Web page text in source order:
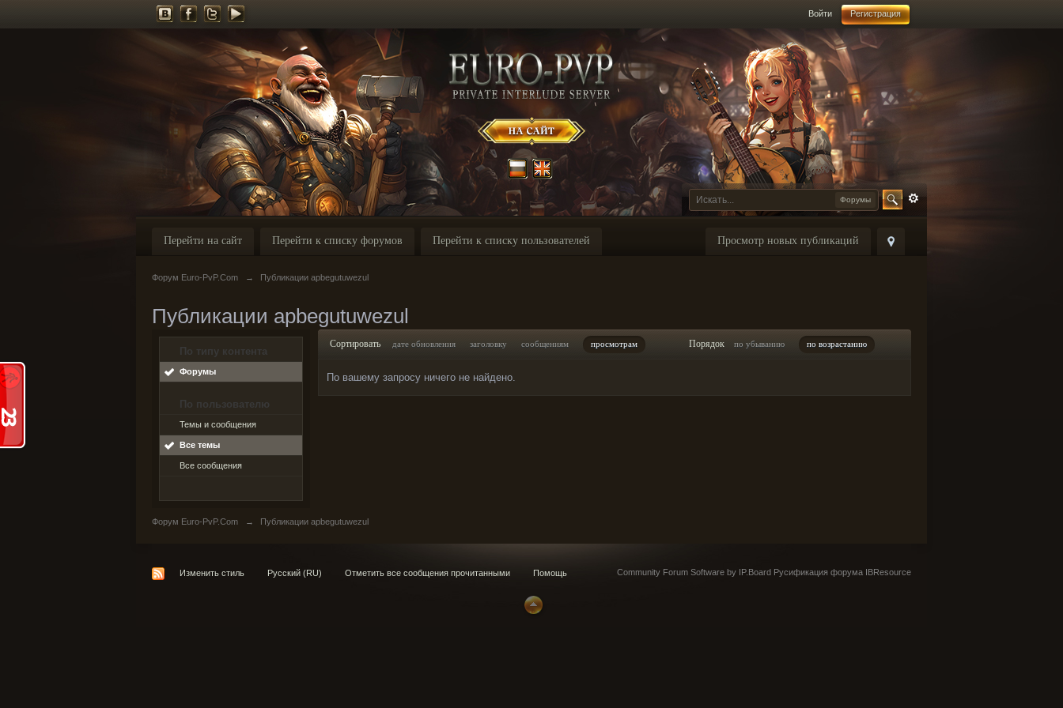
Войти Регистрация
Форумы
Просмотр новых публикаций
Перейти на сайт Перейти к списку форумов Перейти к списку пользователей
Форум Euro-PvP.Com → Публикации apbegutuwezul
Публикации apbegutuwezul
По типу контента
Форумы
По пользователю
Темы и сообщения
Все темы
Все сообщения
Сортировать дате обновления заголовку сообщениям просмотрам Порядок по убыванию по возрастанию
По вашему запросу ничего не найдено.
Форум Euro-PvP.Com → Публикации apbegutuwezul
Изменить стиль Русский (RU) Отметить все сообщения прочитанными Помощь Community Forum Software by IP.Board Русификация форума IBResource